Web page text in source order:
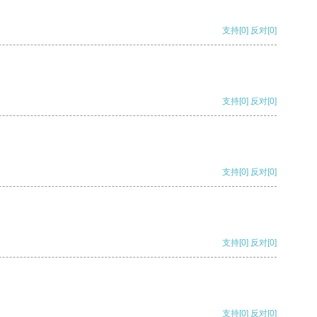
支持[0] 反对[0]
支持[0] 反对[0]
支持[0] 反对[0]
支持[0] 反对[0]
支持[0] 反对[0]